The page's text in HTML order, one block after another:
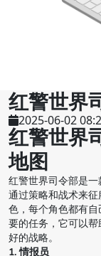
红警世界
2025-06-02
红警世界
地图
红警世界司令部是
通过策略和战术来
色，每个角色都有
要的任务，它可以
好的战略。
1. 情报员